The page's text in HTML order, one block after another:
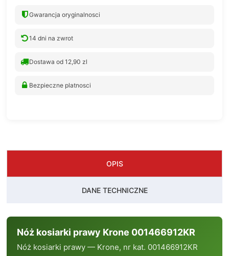
Gwarancja oryginalnosci
14 dni na zwrot
Dostawa od 12,90 zl
Bezpieczne platnosci
OPIS
DANE TECHNICZNE
Nóż kosiarki prawy Krone 001466912KR
Nóż kosiarki prawy — Krone, nr kat. 001466912KR